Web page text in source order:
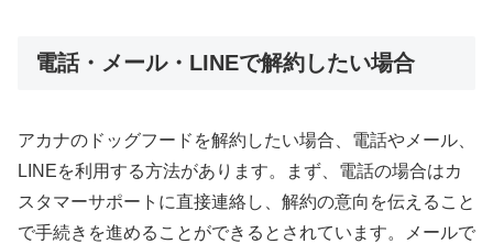
電話・メール・LINEで解約したい場合
アカナのドッグフードを解約したい場合、電話やメール、
LINEを利用する方法があります。まず、電話の場合はカ
スタマーサポートに直接連絡し、解約の意向を伝えること
で手続きを進めることができるとされています。メールで